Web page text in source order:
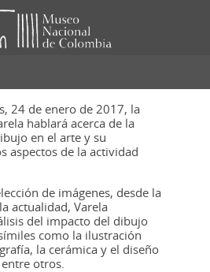
24 de enero de 2017, la
hablará acerca de la
en el arte y su
aspectos de la actividad
de imágenes, desde la
actualidad, Varela
del impacto del dibujo
como la ilustración
la cerámica y el diseño
otros.